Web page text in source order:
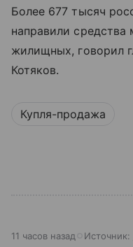
Более 677 тысяч
направили средства
жилищных, говорил
Котяков.
Купля-продажа
11 часов назад Источник: